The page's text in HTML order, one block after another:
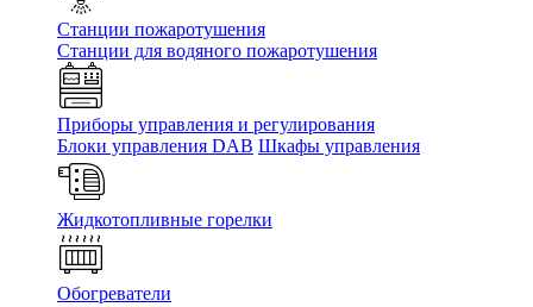
Станции пожаротушения
Станции для водяного пожаротушения
Приборы управления и регулирования
Блоки управления DAB Шкафы управления
Жидкотопливные горелки
Обогреватели